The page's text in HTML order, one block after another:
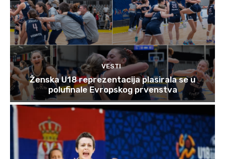
VESTI
Ženska U18 reprezentacija plasirala se u
polufinale Evropskog prvenstva